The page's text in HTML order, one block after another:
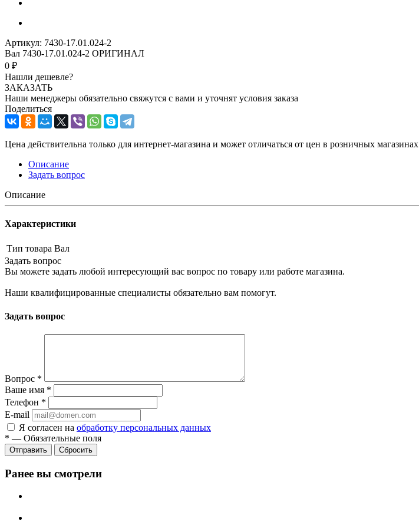
Артикул: 7430-17.01.024-2
Вал 7430-17.01.024-2 ОРИГИНАЛ
0 ₽
Нашли дешевле?
ЗАКАЗАТЬ
Наши менеджеры обязательно свяжутся с вами и уточнят условия заказа
Поделиться
Цена действительна только для интернет-магазина и может отличаться от цен в розничных магазинах
Описание
Задать вопрос
Описание
Характеристики
Тип товара Вал
Задать вопрос
Вы можете задать любой интересующий вас вопрос по товару или работе магазина.
Наши квалифицированные специалисты обязательно вам помогут.
Задать вопрос
Вопрос *
Ваше имя *
Телефон *
E-mail
Я согласен на обработку персональных данных
* — Обязательные поля
Сбросить
Ранее вы смотрели